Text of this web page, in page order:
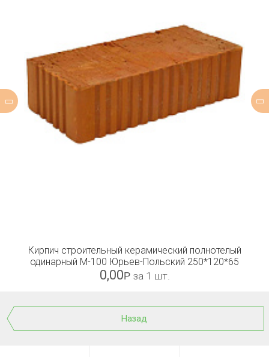
Кирпич строительный керамический полнотелый
одинарный М-100 Юрьев-Польский 250*120*65
0,00Р за 1 шт.
Назад